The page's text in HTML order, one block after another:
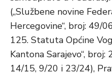
(„Službene novine
Hercegovine“, broj: 49/
125. Statuta Općine
Kantona Sarajevo“,
14/15, 9/20 i 23/24),